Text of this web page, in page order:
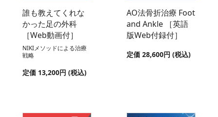
誰も教えてくれな
かった足の外科
［Web動画付］
NIKIメソッドによる治療
戦略
定価 13,200円 (税込)
AO法骨折治療 Foot
and Ankle ［英語
版Web付録付］
定価 28,600円 (税込)